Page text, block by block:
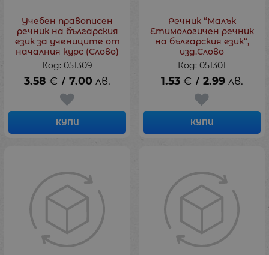
Учебен правописен
речник на българския
език за учениците от
началния курс (Слово)
Код: 051309
3.58 € / 7.00 лв.
КУПИ
Речник “Малък
Етимологичен речник
на българския език“,
изд.Слово
Код: 051301
1.53 € / 2.99 лв.
КУПИ